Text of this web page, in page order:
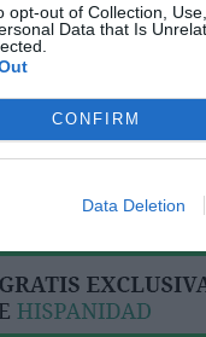
opt-out of Collection,
Data that Is
CONFIRM
Data Deletion